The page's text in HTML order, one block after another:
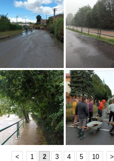
< 1 2 3 4 5 10 >